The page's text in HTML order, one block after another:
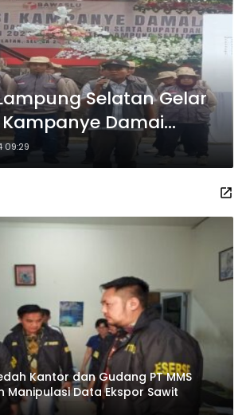
Selatan Gelar
Damai
2024
09:29
Kantor dan Gudang PT MMS
Manipulasi Data Ekspor Sawit